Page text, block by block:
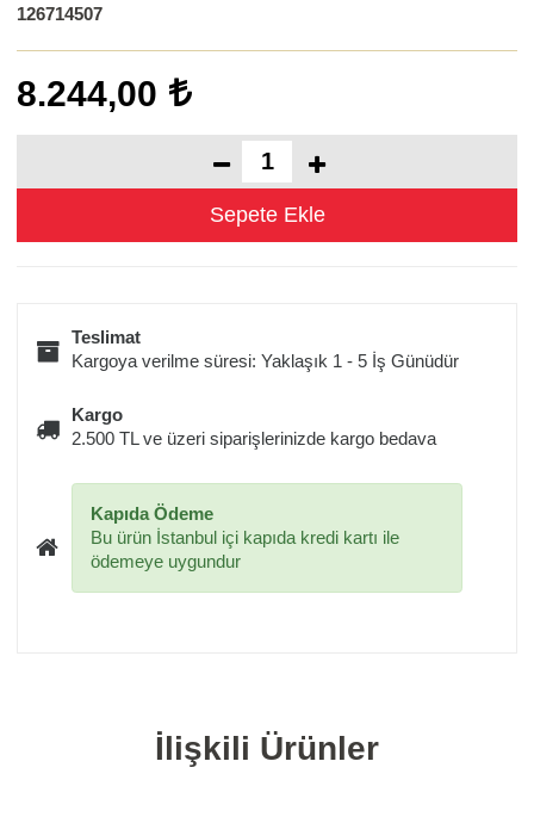
126714507
8.244,00
Teslimat
Kargoya verilme süresi: Yaklaşık 1 - 5 İş Günüdür
Kargo
2.500 TL ve üzeri siparişlerinizde kargo bedava
Kapıda Ödeme
Bu ürün İstanbul içi kapıda kredi kartı ile
ödemeye uygundur
İlişkili Ürünler